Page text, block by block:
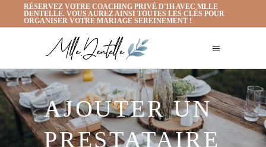
RÉSERVEZ VOTRE COACHING PRIVÉ D'1H AVEC MLLE
DENTELLE. VOUS AUREZ AINSI TOUTES LES CLÉS POUR
ORGANISER VOTRE MARIAGE SEREINEMENT !
AJOUTER UN
PRESTATAIRE